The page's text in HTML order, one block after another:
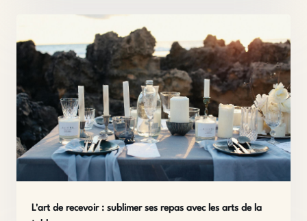
L'art de recevoir : sublimer ses repas avec les arts de la